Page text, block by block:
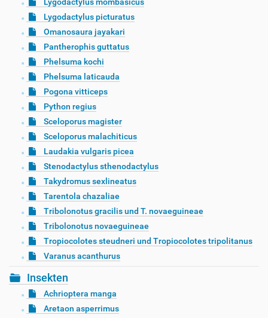
Lygodactylus mombasicus
Lygodactylus picturatus
Omanosaura jayakari
Pantherophis guttatus
Phelsuma kochi
Phelsuma laticauda
Pogona vitticeps
Python regius
Sceloporus magister
Sceloporus malachiticus
Laudakia vulgaris picea
Stenodactylus sthenodactylus
Takydromus sexlineatus
Tarentola chazaliae
Tribolonotus gracilis und T. novaeguineae
Tribolonotus novaeguineae
Tropiocolotes steudneri und Tropiocolotes tripolitanus
Varanus acanthurus
Insekten
Achrioptera manga
Aretaon asperrimus